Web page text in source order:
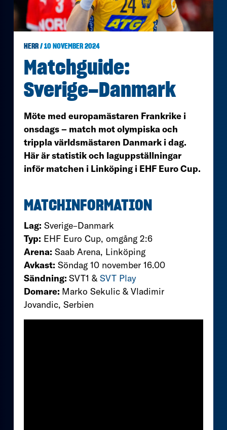
HERR/ 10 NOVEMBER 2024
Matchguide:
Sverige–Danmark
Möte med europamästaren Frankrike i
onsdags – match mot olympiska och
trippla världsmästaren Danmark i dag.
Här är statistik och laguppställningar
inför matchen i Linköping i EHF Euro Cup.
MATCHINFORMATION
Lag: Sverige–Danmark
Typ: EHF Euro Cup, omgång 2:6
Arena: Saab Arena, Linköping
Avkast: Söndag 10 november 16.00
Sändning: SVT1 & SVT Play
Domare: Marko Sekulic & Vladimir
Jovandic, Serbien